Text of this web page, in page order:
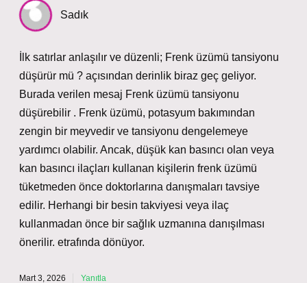
Sadık
İlk satırlar anlaşılır ve düzenli; Frenk üzümü tansiyonu
düşürür mü ? açısından derinlik biraz geç geliyor.
Burada verilen mesaj Frenk üzümü tansiyonu
düşürebilir . Frenk üzümü, potasyum bakımından
zengin bir meyvedir ve tansiyonu dengelemeye
yardımcı olabilir. Ancak, düşük kan basıncı olan veya
kan basıncı ilaçları kullanan kişilerin frenk üzümü
tüketmeden önce doktorlarına danışmaları tavsiye
edilir. Herhangi bir besin takviyesi veya ilaç
kullanmadan önce bir sağlık uzmanına danışılması
önerilir. etrafında dönüyor.
Mart 3, 2026 Yanıtla